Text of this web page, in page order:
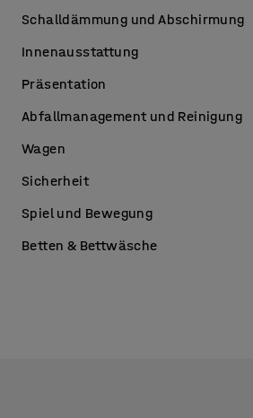
Schalldämmung und Abschirmung
Innenausstattung
Präsentation
Abfallmanagement und Reinigung
Wagen
Sicherheit
Spiel und Bewegung
Betten & Bettwäsche